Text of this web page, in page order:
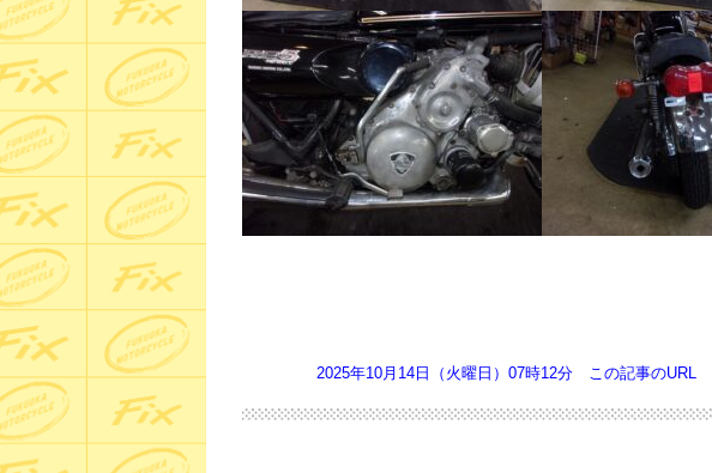
2025年10月14日（火曜日）07時12分 この記事のURL